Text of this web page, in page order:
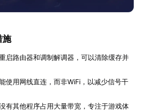
施
启路由器和调制解调器，可以清除缓存并
使用网线直连，而非WiFi，以减少信号干
有其他程序占用大量带宽，专注于游戏体